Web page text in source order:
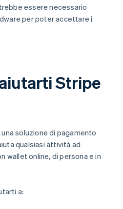
essere necessario
per poter accettare i
Stripe
soluzione di pagamento
qualsiasi attività ad
wallet online, di persona e in
a: